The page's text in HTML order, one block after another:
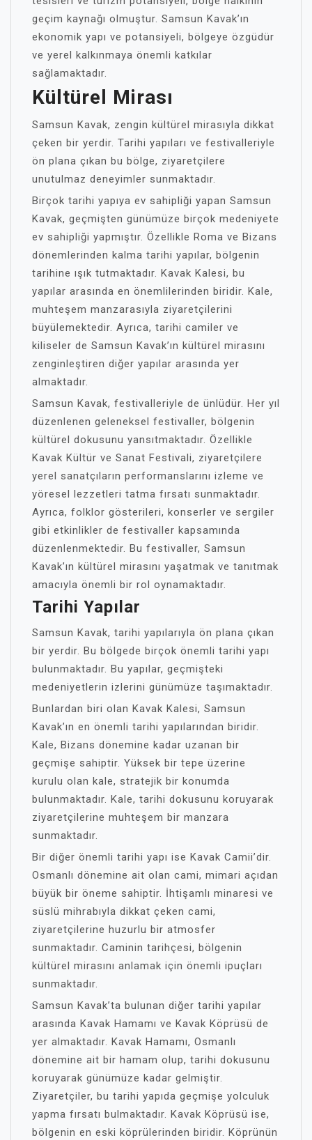
geçim kaynağı olmuştur. Samsun Kavak’ın
ekonomik yapı ve potansiyeli, bölgeye özgüdür
ve yerel kalkınmaya önemli katkılar
sağlamaktadır.
Kültürel Mirası
Samsun Kavak, zengin kültürel mirasıyla dikkat
çeken bir yerdir. Tarihi yapıları ve festivalleriyle
ön plana çıkan bu bölge, ziyaretçilere
unutulmaz deneyimler sunmaktadır.
Birçok tarihi yapıya ev sahipliği yapan Samsun
Kavak, geçmişten günümüze birçok medeniyete
ev sahipliği yapmıştır. Özellikle Roma ve Bizans
dönemlerinden kalma tarihi yapılar, bölgenin
tarihine ışık tutmaktadır. Kavak Kalesi, bu
yapılar arasında en önemlilerinden biridir. Kale,
muhteşem manzarasıyla ziyaretçilerini
büyülemektedir. Ayrıca, tarihi camiler ve
kiliseler de Samsun Kavak’ın kültürel mirasını
zenginleştiren diğer yapılar arasında yer
almaktadır.
Samsun Kavak, festivalleriyle de ünlüdür. Her yıl
düzenlenen geleneksel festivaller, bölgenin
kültürel dokusunu yansıtmaktadır. Özellikle
Kavak Kültür ve Sanat Festivali, ziyaretçilere
yerel sanatçıların performanslarını izleme ve
yöresel lezzetleri tatma fırsatı sunmaktadır.
Ayrıca, folklor gösterileri, konserler ve sergiler
gibi etkinlikler de festivaller kapsamında
düzenlenmektedir. Bu festivaller, Samsun
Kavak’ın kültürel mirasını yaşatmak ve tanıtmak
amacıyla önemli bir rol oynamaktadır.
Tarihi Yapılar
Samsun Kavak, tarihi yapılarıyla ön plana çıkan
bir yerdir. Bu bölgede birçok önemli tarihi yapı
bulunmaktadır. Bu yapılar, geçmişteki
medeniyetlerin izlerini günümüze taşımaktadır.
Bunlardan biri olan Kavak Kalesi, Samsun
Kavak’ın en önemli tarihi yapılarından biridir.
Kale, Bizans dönemine kadar uzanan bir
geçmişe sahiptir. Yüksek bir tepe üzerine
kurulu olan kale, stratejik bir konumda
bulunmaktadır. Kale, tarihi dokusunu koruyarak
ziyaretçilerine muhteşem bir manzara
sunmaktadır.
Bir diğer önemli tarihi yapı ise Kavak Camii’dir.
Osmanlı dönemine ait olan cami, mimari açıdan
büyük bir öneme sahiptir. İhtişamlı minaresi ve
süslü mihrabıyla dikkat çeken cami,
ziyaretçilerine huzurlu bir atmosfer
sunmaktadır. Caminin tarihçesi, bölgenin
kültürel mirasını anlamak için önemli ipuçları
sunmaktadır.
Samsun Kavak’ta bulunan diğer tarihi yapılar
arasında Kavak Hamamı ve Kavak Köprüsü de
yer almaktadır. Kavak Hamamı, Osmanlı
dönemine ait bir hamam olup, tarihi dokusunu
koruyarak günümüze kadar gelmiştir.
Ziyaretçiler, bu tarihi yapıda geçmişe yolculuk
yapma fırsatı bulmaktadır. Kavak Köprüsü ise,
bölgenin en eski köprülerinden biridir. Köprünün